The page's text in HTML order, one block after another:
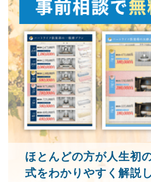
ほとんどの方が人生初
式をわかりやすく解説